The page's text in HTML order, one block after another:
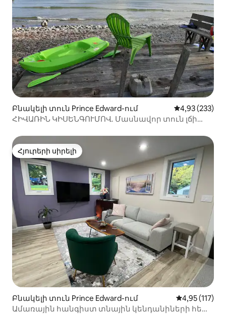
Բնակելի տուն Prince Edward-ում Միջին
4,93 (233)
ՀԻՎԱՌԻՆ ԿԻՍԵՆԳՈՒՄՈՎ. Մասնավոր տուն լճի
Հյուրերի սիրելի
Հյուրերի սիրելի
Բնակելի տուն Prince Edward-ում Միջին
4,95 (117)
Ամառային հանգիստ տնային կենդանիների հետ